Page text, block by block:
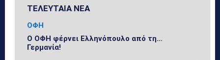
ΤΕΛΕΥΤΑΙΑ ΝΕΑ
ΟΦΗ
Ο ΟΦΗ φέρνει Ελληνόπουλο από τη…
Γερμανία!